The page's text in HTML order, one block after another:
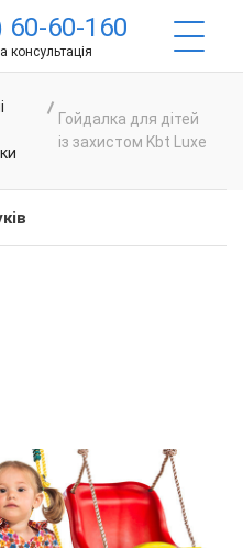
60-60-160
консультація
Гойдалка для дітей
із захистом Kbt Luxe